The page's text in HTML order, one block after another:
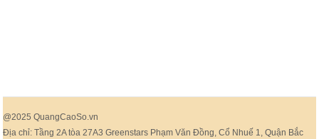
@2025 QuangCaoSo.vn
Địa chỉ: Tầng 2A tòa 27A3 Greenstars Phạm Văn Đồng, Cổ Nhuế 1, Quận Bắc